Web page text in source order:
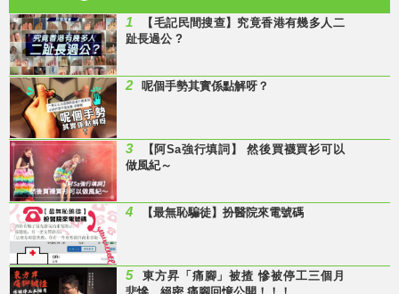
1
【毛記民間搜查】究竟香港有幾多人二
趾長過公 ?
2 呢個手勢其實係點解呀？
3
【阿Sa強行填詞】 然後買襪買衫可以
做風紀～
4 【最無恥騙徒】扮醫院來電號碼
5
東方昇「痛腳」被揸 慘被停工三個月